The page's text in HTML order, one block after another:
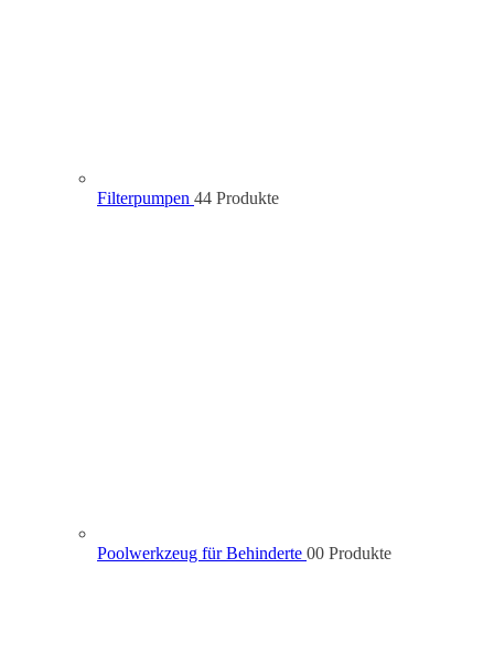
Filterpumpen 44 Produkte
Poolwerkzeug für Behinderte 00 Produkte